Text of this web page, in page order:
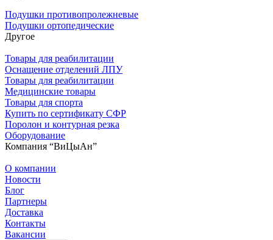
Подушки противопролежневые
Подушки ортопедические
Другое
Товары для реабилитации
Оснащение отделений ЛПУ
Товары для реабилитации
Медицинские товары
Товары для спорта
Купить по сертификату СФР
Поролон и контурная резка
Оборудование
Компания “ВиЦыАн”
О компании
Новости
Блог
Партнеры
Доставка
Контакты
Вакансии